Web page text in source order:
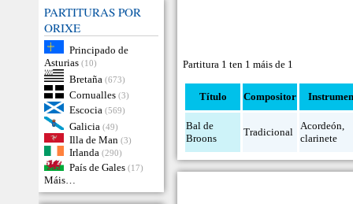
PARTITURAS POR
ORIXE
Principado de
Asturias (10)
Bretaña (673)
Cornualles (3)
Escocia (569)
Galicia (49)
Illa de Man (3)
Irlanda (290)
País de Gales (17)
Máis…
Partitura 1 ten 1 máis de 1
Título Compositor
Bal de
Broons
Tradicional
Acordeón,
clarinete